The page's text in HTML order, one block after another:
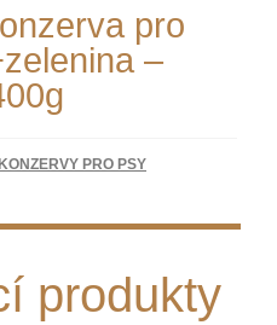
pro
–
PRO PSY
produkty